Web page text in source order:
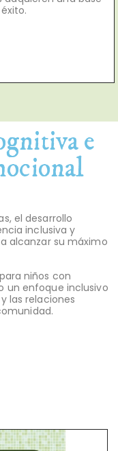
e
el desarrollo
inclusiva y
alcanzar su máximo
niños con
un enfoque inclusivo
las relaciones